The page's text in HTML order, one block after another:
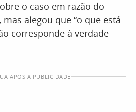
o caso em razão do
alegou que “o que está
corresponde à verdade
APÓS A PUBLICIDADE